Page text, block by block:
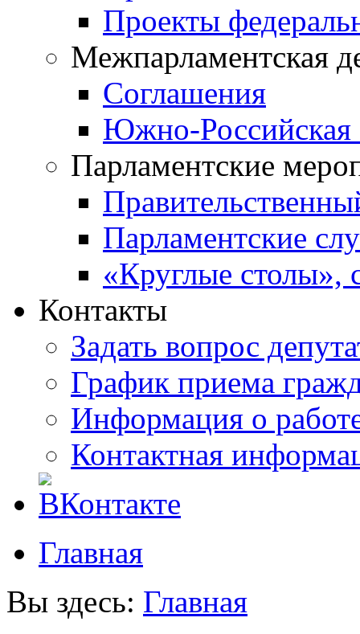
Проекты
Межпарламентская
Соглашения
Южно-Российская
Парламентские
Парламентские
«Круглые столы»,
Контакты
Задать вопрос
График приема
Информация о
Контактная
Главная
Вы здесь: Главная